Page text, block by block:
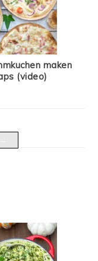
maken
(video)